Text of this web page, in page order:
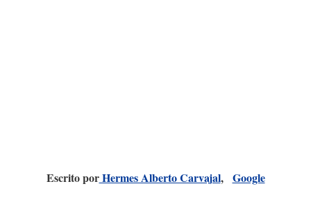
Escrito porHermes Alberto Carvajal, Google